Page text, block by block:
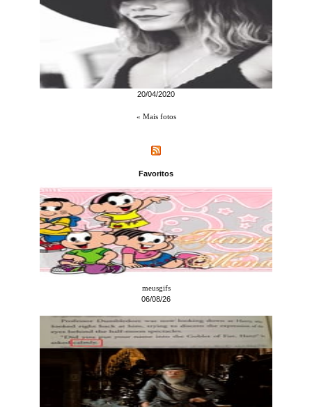
20/04/2020
« Mais fotos
Favoritos
meusgifs
06/08/26